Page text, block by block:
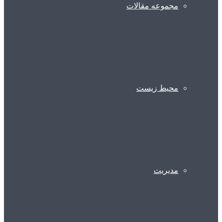
مجموعه مقالات
محیط زیست
مدیریت